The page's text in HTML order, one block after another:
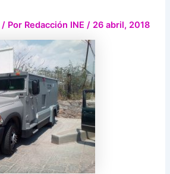
/ Por Redacción INE/ 26 abril, 2018